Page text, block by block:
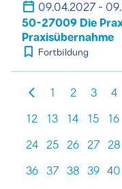
09.04.2027 -
50-27009 Die
Praxisübernahme
Fortbildung
1 2 3 4
12 13 14 15 16
24 25 26 27 28
36 37 38 39 40